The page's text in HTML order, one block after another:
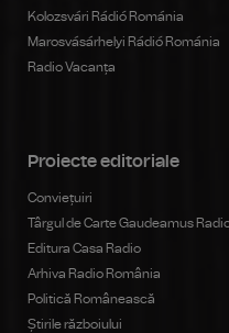
Kolozsvári Rádió Románia
Marosvásárhelyi Rádió Románia
Radio Vacanța
Proiecte editoriale
Conviețuiri
Târgul de Carte Gaudeamus
Editura Casa Radio
Arhiva Radio România
Politică Românească
Știrile războiului